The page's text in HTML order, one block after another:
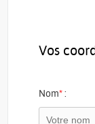
Vos
Nom*: